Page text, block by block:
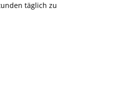
täglich zu